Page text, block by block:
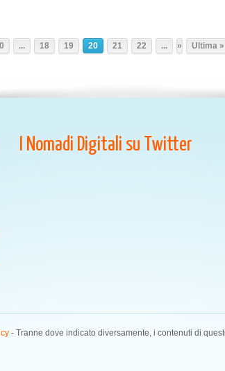
... 18 19 20 21 22 ... » Ultima »
I Nomadi Digitali su Twitter
- Tranne dove indicato diversamente, i contenuti di